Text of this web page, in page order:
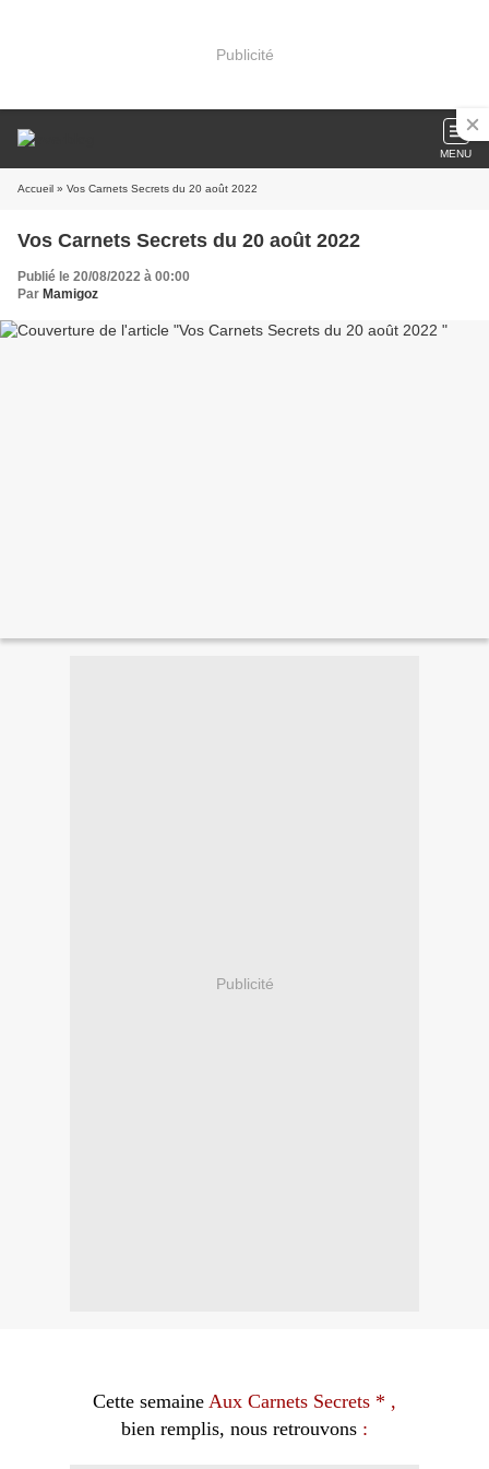
Publicité
MENU
Accueil » Vos Carnets Secrets du 20 août 2022
Vos Carnets Secrets du 20 août 2022
Publié le 20/08/2022 à 00:00
Par Mamigoz
Publicité
Cette semaine Aux Carnets Secrets * ,
bien remplis, nous retrouvons :